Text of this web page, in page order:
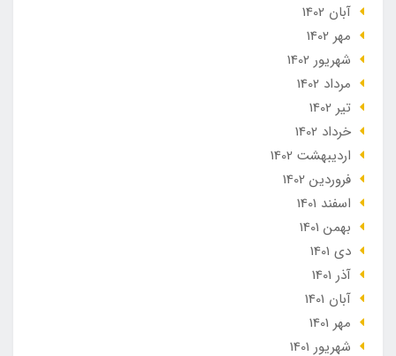
آبان 1402
مهر 1402
شهریور 1402
مرداد 1402
تير 1402
خرداد 1402
ارديبهشت 1402
فروردین 1402
اسفند 1401
بهمن 1401
دی 1401
آذر 1401
آبان 1401
مهر 1401
شهریور 1401